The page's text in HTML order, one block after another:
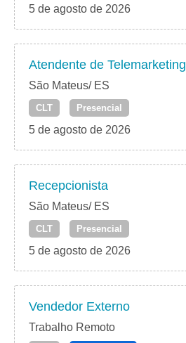
5 de agosto de 2026
Atendente de Telemarketing
São Mateus/ ES
CLT Presencial
5 de agosto de 2026
Recepcionista
São Mateus/ ES
CLT Presencial
5 de agosto de 2026
Vendedor Externo
Trabalho Remoto